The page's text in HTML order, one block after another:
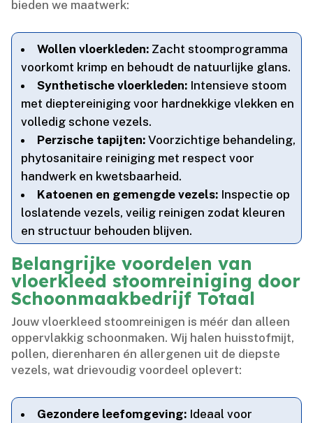
bieden we maatwerk:
Wollen vloerkleden: Zacht stoomprogramma
voorkomt krimp en behoudt de natuurlijke glans.​
Synthetische vloerkleden: Intensieve stoom
met dieptereiniging voor hardnekkige vlekken en
volledig schone vezels.​
Perzische tapijten: Voorzichtige behandeling,
phytosanitaire reiniging met respect voor
handwerk en kwetsbaarheid.​
Katoenen en gemengde vezels: Inspectie op
loslatende vezels, veilig reinigen zodat kleuren
en structuur behouden blijven.​
Belangrijke voordelen van
vloerkleed stoomreiniging door
Schoonmaakbedrijf Totaal
Jouw vloerkleed stoomreinigen is méér dan alleen
oppervlakkig schoonmaken.​ Wij halen huisstofmijt,
pollen, dierenharen én allergenen uit de diepste
vezels, wat drievoudig voordeel oplevert:
Gezondere leefomgeving: Ideaal voor